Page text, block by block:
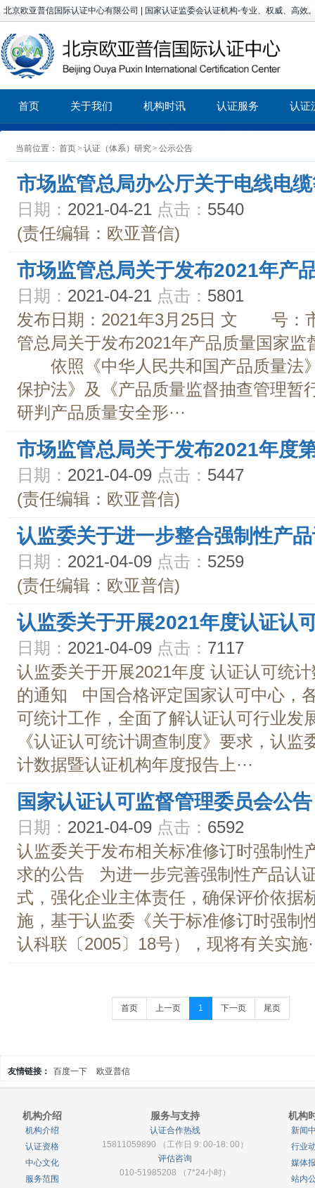
北京欧亚普信国际认证中心有限公司 | 国家认证监委会认证机构-专业、权威、高效
首页 关于我们 机构时讯 认证服务 认证
当前位置： 首页> 认证（体系）研究> 公示公告
市场监管总局办公厅关于电线电
日期： 2021-04-21 点击： 5540
(责任编辑：欧亚普信)
市场监管总局关于发布2021年产
日期： 2021-04-21 点击： 5801
发布日期：2021年3月25日 文 号：
管总局关于发布2021年产品质量国家
依照《中华人民共和国产品质量法
保护法》及《产品质量监督抽查管理暂
研判产品质量安全形···
市场监管总局关于发布2021年度
日期： 2021-04-09 点击： 5447
(责任编辑：欧亚普信)
认监委关于进一步整合强制性产
日期： 2021-04-09 点击： 5259
(责任编辑：欧亚普信)
认监委关于开展2021年度认证认
日期： 2021-04-09 点击： 7117
认监委关于开展2021年度 认证认可统
的通知 中国合格评定国家认可中心，
可统计工作，全面了解认证认可行业发
《认证认可统计调查制度》要求，认
计数据暨认证机构年度报告上···
国家认证认可监督管理委员会公告
日期： 2021-04-09 点击： 6592
认监委关于发布相关标准修订时强制性
求的公告 为进一步完善强制性产品认
式，强化企业主体责任，确保评价依据
施，基于认监委《关于标准修订时强制
认科联〔2005〕18号），现将有关实施
首页 上一页 1 下一页 尾页
友情链接： 百度一下 欧亚普信
机构介绍
机构介绍
认证资格
中心文化
服务范围
服务与支持
认证合作热线
15811059890 （工作日 9: 00-18: 00）
评估咨询
010-51985208 （7*24小时）
机构
新闻
行业
媒体
站内